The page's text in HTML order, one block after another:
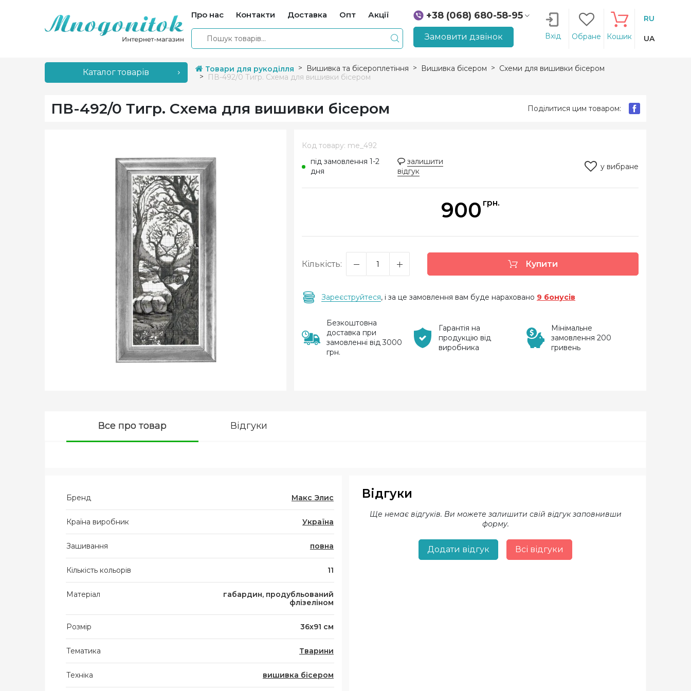
Про нас Контакти Доставка Опт Акції
+38 (068) 680-58-95
+38 (066) 207-14-90
Замовити дзвінок Вхід Обране Кошик
RU
UA
Каталог товарів Товари для рукоділля Вишивка та бісероплетіння Вишивка бісером
Схеми для вишивки бісером
ПВ-492/0 Тигр. Схема для вишивки бісером
ПВ-492/0 Тигр. Схема для вишивки бісером Поділитися цим товаром:
Код товару: me_492
під замовлення 1-2
дня
залишити
відгук
у вибране
900 грн.
Кількість: Купити
Зареєструйтеся, і за це замовлення вам буде нараховано 9 бонусів
Безкоштовна
доставка при
замовленні від 3000
грн.
Гарантія на
продукцію від
виробника
Мінімальне
замовлення 200
гривень
Все про товар Відгуки
Бренд Макс Элис
Країна виробник Україна
Зашивання повна
Кількість кольорів 11
Матеріал
габардин, продубльований
флізеліном
Розмір 36х91 см
Тематика Тварини
Техніка вишивка бісером
Відгуки
Ще немає відгуків. Ви можете залишити свій відгук заповнивши
форму.
Додати відгук Всі відгуки